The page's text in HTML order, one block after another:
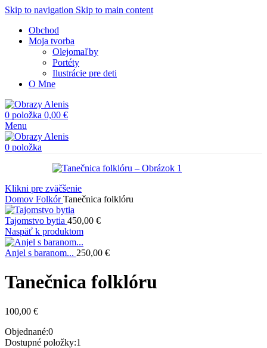
Skip to navigation Skip to main content
Obchod
Moja tvorba
Olejomaľby
Portéty
Ilustrácie pre deti
O Mne
0 položka 0,00 €
Menu
0 položka
Klikni pre zväčšenie
Domov FolkórTanečnica folklóru
Tajomstvo bytia 450,00 €
Naspäť k produktom
Anjel s baranom... 250,00 €
Tanečnica folklóru
100,00 €
Objednané:0
Dostupné položky:1